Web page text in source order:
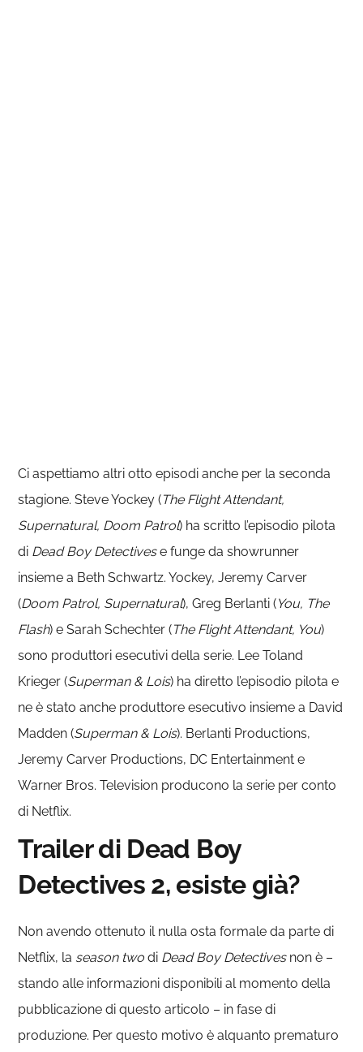
Ci aspettiamo altri otto episodi anche per la seconda
stagione. Steve Yockey (The Flight Attendant,
Supernatural, Doom Patrol) ha scritto l’episodio pilota
di Dead Boy Detectivese funge da showrunner
insieme a Beth Schwartz. Yockey, Jeremy Carver
(Doom Patrol, Supernatural), Greg Berlanti (You, The
Flash) e Sarah Schechter (The Flight Attendant, You)
sono produttori esecutivi della serie. Lee Toland
Krieger (Superman & Lois) ha diretto l’episodio pilota e
ne è stato anche produttore esecutivo insieme a David
Madden (Superman & Lois). Berlanti Productions,
Jeremy Carver Productions, DC Entertainment e
Warner Bros. Television producono la serie per conto
di Netflix.
Trailer di Dead Boy
Detectives 2, esiste già?
Non avendo ottenuto il nulla osta formale da parte di
Netflix, la season two di Dead Boy Detectivesnon è –
stando alle informazioni disponibili al momento della
pubblicazione di questo articolo – in fase di
produzione. Per questo motivo è alquanto prematuro